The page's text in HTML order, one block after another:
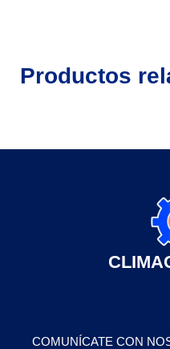
Productos
COMUNÍCATE CON